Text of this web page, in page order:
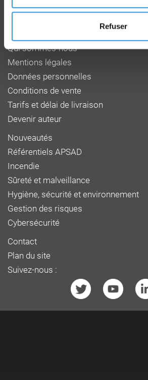
Refuser
www.faceaurisque.com
Qui sommes-nous
Mentions légales
Données personnelles
Conditions de vente
Tarifs et délai de livraison
Devenir auteur
Nouveautés
Référentiels APSAD
Incendie
Sûreté et malveillance
Hygiène, sécurité et environnement
Gestion des risques
Cybersécurité
Contact
Plan du site
Suivez-nous :